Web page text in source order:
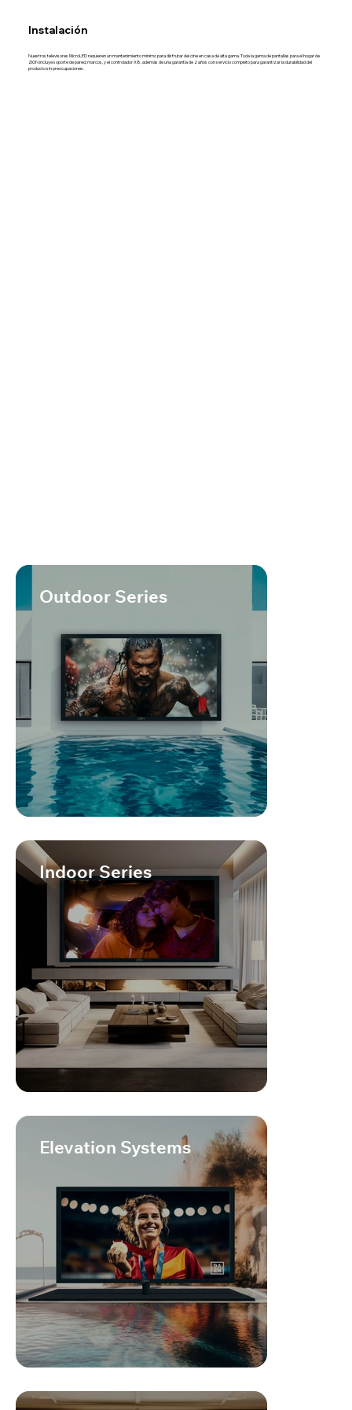
Nuestros televisores MicroLED requieren un mantenimiento mínimo para disfrutar del cine en casa de alta gama. Toda la gama de pantallas para el hogar de
ZION incluye soporte de pared, marcos, y el controlador X8, además de una garantía de 2 años con servicio completo para garantizar la durabilidad del
producto sin preocupaciones.
Instalación
Outdoor Series
Indoor Series
Elevation Systems